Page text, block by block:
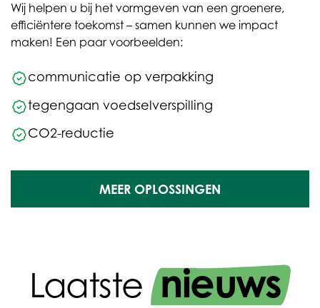
Wij helpen u bij het vormgeven van een groenere,
efficiëntere toekomst – samen kunnen we impact
maken! Een paar voorbeelden:
communicatie op verpakking
tegengaan voedselverspilling
CO2-reductie
MEER OPLOSSINGEN
Laatste nieuws